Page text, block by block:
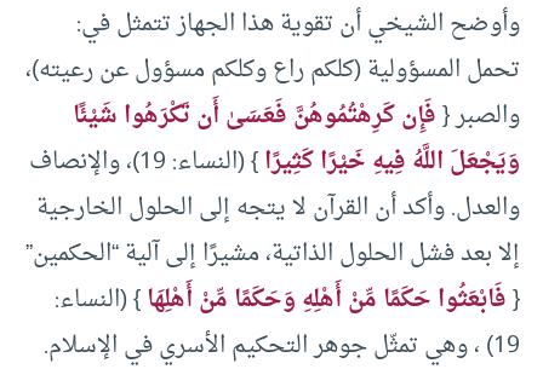
وأوضح الشيخي أن تقوية هذا الجهاز تتمثل في:
تحمل المسؤولية (كلكم راع وكلكم مسؤول عن رعيته)،
والصبر {فَإِن كَرِهْتُمُوهُنَّ فَعَسَىٰ أَن تَكْرَهُوا شَيْئًا
وَيَجْعَلَ اللَّهُ فِيهِ خَيْرًا كَثِيرًا
} (النساء: 19)، والإنصاف
والعدل. وأكد أن القرآن لا يتجه إلى الحلول الخارجية
إلا بعد فشل الحلول الذاتية، مشيرًا إلى آلية “الحكمين”
{فَابْعَثُوا حَكَمًا مِّنْ أَهْلِهِ وَحَكَمًا مِّنْ أَهْلِهَا} (النساء:
19) ، وهي تمثّل جوهر التحكيم الأسري في الإسلام.